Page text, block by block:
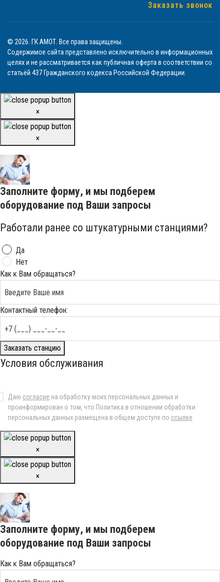
Заказать звонок
© 2026. ГК АМОТ. Все права защищены.
Содержимое сайта представлено исключительно в информационных
целях и не рассматривается как публичная оферта в соответствии со
статьёй 437 Гражданского кодекса Российской Федерации.
×
×
Заполните форму, и мы подберем
оборудование под Ваши запросы
Работали ранее со штукатурными станциями?
Да
Нет
Как к Вам обращаться?
Контактный телефон:
Заказать станцию
Условия обслуживания
Даю согласие на обработку моих персональных данных и
проинформирован о том, что Политика в отношении обработки
персональных данных размещена в общем доступе по ссылке
×
×
Заполните форму, и мы подберем
оборудование под Ваши запросы
Как к Вам обращаться?